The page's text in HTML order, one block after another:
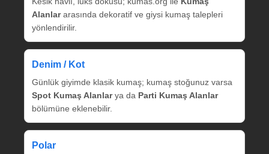
Alanlararasında dekoratif ve giysi kumaş talepleri
yönlendirilir.
Denim / Kot
Günlük giyimde klasik kumaş; kumaş stoğunuz varsa
Spot Kumaş Alanlarya da Parti Kumaş Alanlar
bölümüne eklenebilir.
Polar